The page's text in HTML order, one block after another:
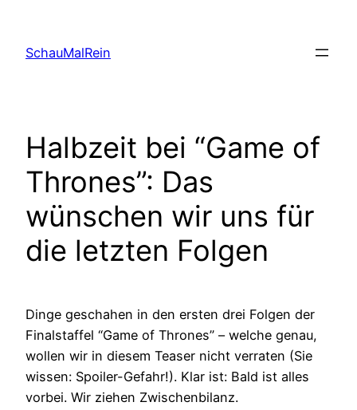
content
SchauMalRein
Halbzeit bei “Game of
Thrones”: Das
wünschen wir uns für
die letzten Folgen
Dinge geschahen in den ersten drei Folgen der
Finalstaffel “Game of Thrones” – welche genau,
wollen wir in diesem Teaser nicht verraten (Sie
wissen: Spoiler-Gefahr!). Klar ist: Bald ist alles
vorbei. Wir ziehen Zwischenbilanz.